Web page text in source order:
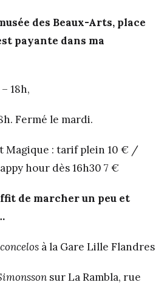
des Beaux-Arts, place
payante dans ma
18h,
Fermé le mardi.
Magique : tarif plein 10 € /
hour dès 16h30 7 €
de marcher un peu et
à la Gare Lille Flandres
sur La Rambla, rue